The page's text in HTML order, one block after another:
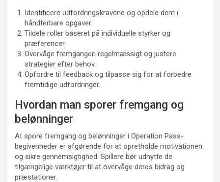
Identificere udfordringskravene og opdele dem i
håndterbare opgaver.
Tildele roller baseret på individuelle styrker og
præferencer.
Overvåge fremgangen regelmæssigt og justere
strategier efter behov.
Opfordre til feedback og tilpasse sig for at forbedre
fremtidige udfordringer.
Hvordan man sporer fremgang og
belønninger
At spore fremgang og belønninger i Operation Pass-
begivenheder er afgørende for at opretholde motivationen
og sikre gennemsigtighed. Spillere bør udnytte de
tilgængelige værktøjer til at overvåge deres bidrag og
præstationer.